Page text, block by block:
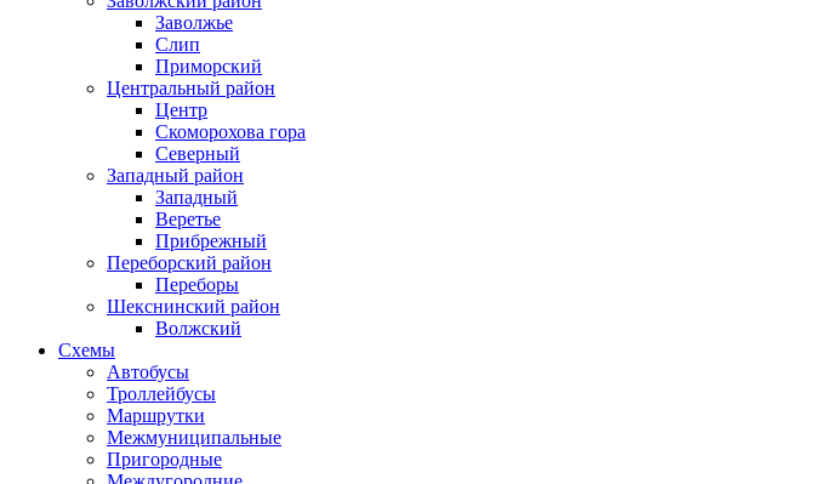
Заволжье
Слип
Приморский
Центральный район
Центр
Скоморохова гора
Северный
Западный район
Западный
Веретье
Прибрежный
Переборский район
Переборы
Шекснинский район
Волжский
Схемы
Автобусы
Троллейбусы
Маршрутки
Межмуниципальные
Пригородные